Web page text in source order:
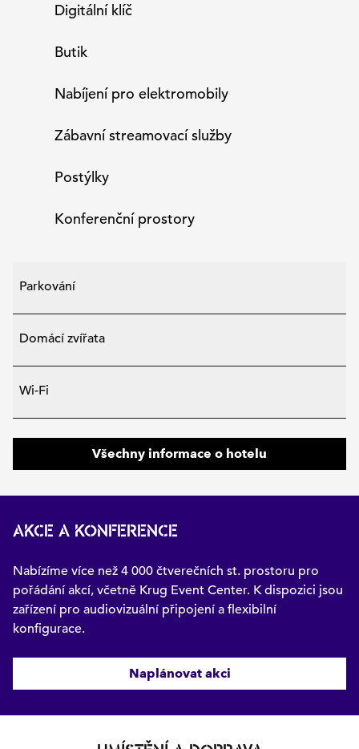
Digitální klíč
Butik
Nabíjení pro elektromobily
Zábavní streamovací služby
Postýlky
Konferenční prostory
Parkování
Domácí zvířata
Wi-Fi
Všechny informace o hotelu
AKCE A KONFERENCE
Nabízíme více než 4 000 čtverečních st. prostoru pro
pořádání akcí, včetně Krug Event Center. K dispozici jsou
zařízení pro audiovizuální připojení a flexibilní
konfigurace.
Naplánovat akci